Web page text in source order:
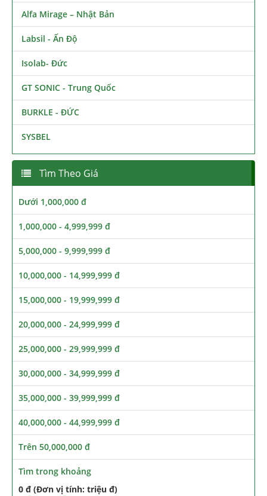
Alfa Mirage – Nhật Bản
Labsil - Ấn Độ
Isolab- Đức
GT SONIC - Trung Quốc
BURKLE - ĐỨC
SYSBEL
Tìm Theo Giá
Dưới 1,000,000 đ
1,000,000 - 4,999,999 đ
5,000,000 - 9,999,999 đ
10,000,000 - 14,999,999 đ
15,000,000 - 19,999,999 đ
20,000,000 - 24,999,999 đ
25,000,000 - 29,999,999 đ
30,000,000 - 34,999,999 đ
35,000,000 - 39,999,999 đ
40,000,000 - 44,999,999 đ
Trên 50,000,000 đ
Tìm trong khoảng
0 đ (Đơn vị tính: triệu đ)